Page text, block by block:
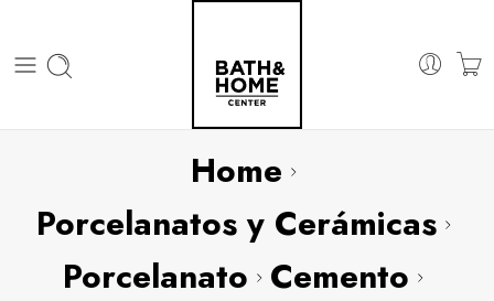
Home
Porcelanatos y Cerámicas
Porcelanato Cemento